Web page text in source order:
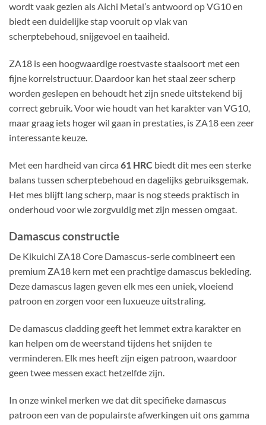
wordt vaak gezien als Aichi Metal’s antwoord op VG10 en
biedt een duidelijke stap vooruit op vlak van
scherptebehoud, snijgevoel en taaiheid.
ZA18 is een hoogwaardige roestvaste staalsoort met een
fijne korrelstructuur. Daardoor kan het staal zeer scherp
worden geslepen en behoudt het zijn snede uitstekend bij
correct gebruik. Voor wie houdt van het karakter van VG10,
maar graag iets hoger wil gaan in prestaties, is ZA18 een zeer
interessante keuze.
Met een hardheid van circa 61 HRC biedt dit mes een sterke
balans tussen scherptebehoud en dagelijks gebruiksgemak.
Het mes blijft lang scherp, maar is nog steeds praktisch in
onderhoud voor wie zorgvuldig met zijn messen omgaat.
Damascus constructie
De Kikuichi ZA18 Core Damascus-serie combineert een
premium ZA18 kern met een prachtige damascus bekleding.
Deze damascus lagen geven elk mes een uniek, vloeiend
patroon en zorgen voor een luxueuze uitstraling.
De damascus cladding geeft het lemmet extra karakter en
kan helpen om de weerstand tijdens het snijden te
verminderen. Elk mes heeft zijn eigen patroon, waardoor
geen twee messen exact hetzelfde zijn.
In onze winkel merken we dat dit specifieke damascus
patroon een van de populairste afwerkingen uit ons gamma